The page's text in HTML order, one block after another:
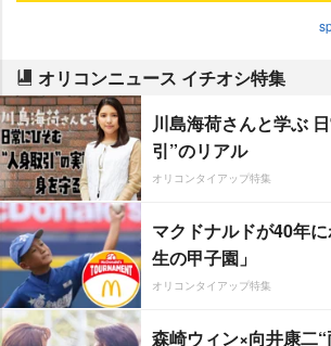
オリコンニュース イチオシ特集
川島海荷さんと学ぶ
引”のリアル
オリコンタイアップ特集
マクドナルドが40年
生の甲子園」
オリコンタイアップ特集
森崎ウィン×向井康二